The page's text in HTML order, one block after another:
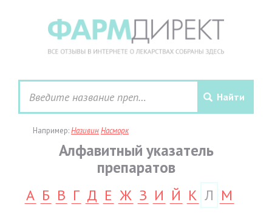
Например:НазивинНасморк
Алфавитный указатель
препаратов
А Б В Г Д Е Ж З И Й К Л М